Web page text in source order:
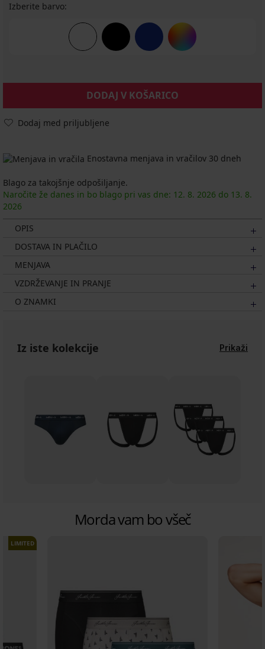
Izberite barvo:
DODAJ V KOŠARICO
Dodaj med priljubljene
Enostavna menjava in vračilov 30 dneh
Blago za takojšnje odpošiljanje.
Naročite že danes in bo blago pri vas dne: 12. 8. 2026 do 13. 8.
2026
OPIS
DOSTAVA IN PLAČILO
MENJAVA
VZDRŽEVANJE IN PRANJE
O ZNAMKI
Iz iste kolekcije Prikaži
Morda vam bo všeč
LIMITED